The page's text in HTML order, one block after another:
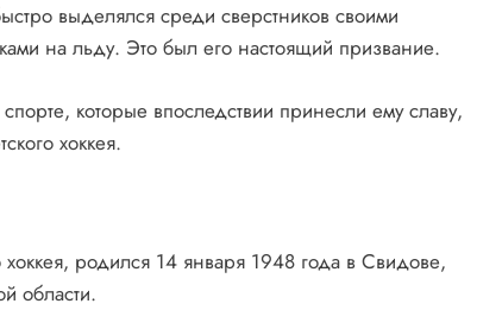
выделялся среди сверстников своими
на льду. Это был его настоящий призвание.
которые впоследствии принесли ему славу,
хоккея.
родился 14 января 1948 года в Свидове,
области.